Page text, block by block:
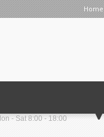
Home
- Sat 8:00 - 18:00